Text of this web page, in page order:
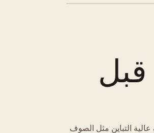
قبل
التباين مثل الصوف